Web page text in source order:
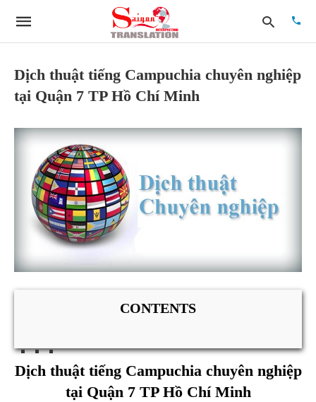
Dịch thuật tiếng Campuchia chuyên nghiệp
tại Quận 7 TP Hồ Chí Minh
CONTENTS
Dịch thuật tiếng Campuchia chuyên nghiệp
tại Quận 7 TP Hồ Chí Minh